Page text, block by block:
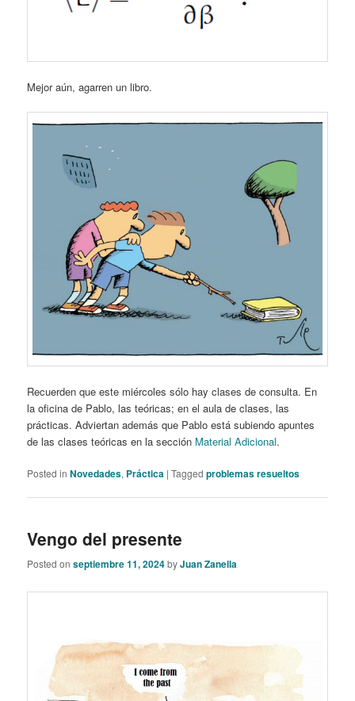
Mejor aún, agarren un libro.
Recuerden que este miércoles sólo hay clases de consulta. En
la oficina de Pablo, las teóricas; en el aula de clases, las
prácticas. Adviertan además que Pablo está subiendo apuntes
de las clases teóricas en la sección Material Adicional.
Posted in Novedades, Práctica |Tagged problemas resueltos
Vengo del presente
Posted onseptiembre 11, 2024byJuan Zanella